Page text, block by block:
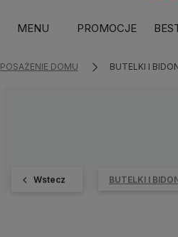
MENU PROMOCJE
DOMU BUTELKI I
Wstecz BUTELKI I